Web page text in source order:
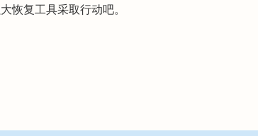
恢复工具采取行动吧。